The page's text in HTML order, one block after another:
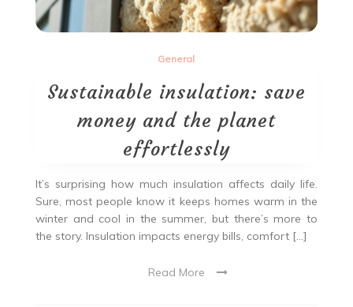
General
Sustainable insulation: save
money and the planet
effortlessly
It’s surprising how much insulation affects daily life.
Sure, most people know it keeps homes warm in the
winter and cool in the summer, but there’s more to
the story. Insulation impacts energy bills, comfort […]
Read More